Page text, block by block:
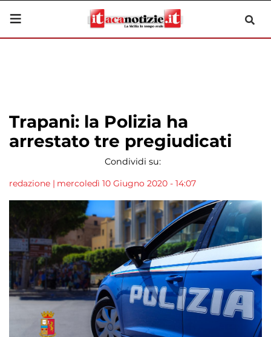
Trapani: la Polizia ha
arrestato tre pregiudicati
Condividi su:
redazione | mercoledì 10 Giugno 2020 - 14:07